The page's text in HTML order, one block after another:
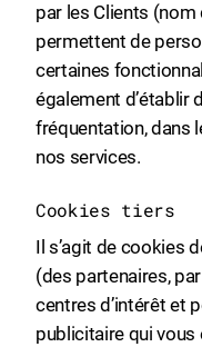
par les Clients (nom
permettent de
certaines
également d’établir
fréquentation, dans
nos services.
Cookies tiers
Il s’agit de cookies
(des partenaires,
centres d’intérêt et
publicitaire qui vous